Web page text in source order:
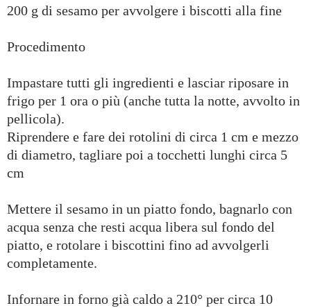
200 g di sesamo per avvolgere i biscotti alla fine
Procedimento
Impastare tutti gli ingredienti e lasciar riposare in
frigo per 1 ora o più (anche tutta la notte, avvolto in
pellicola).
Riprendere e fare dei rotolini di circa 1 cm e mezzo
di diametro, tagliare poi a tocchetti lunghi circa 5
cm
Mettere il sesamo in un piatto fondo, bagnarlo con
acqua senza che resti acqua libera sul fondo del
piatto, e rotolare i biscottini fino ad avvolgerli
completamente.
Infornare in forno già caldo a 210° per circa 10